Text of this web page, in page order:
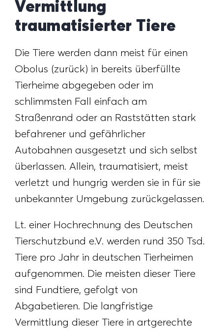
Vermittlung
traumatisierter Tiere
Die Tiere werden dann meist für einen
Obolus (zurück) in bereits überfüllte
Tierheime abgegeben oder im
schlimmsten Fall einfach am
Straßenrand oder an Raststätten stark
befahrener und gefährlicher
Autobahnen ausgesetzt und sich selbst
überlassen. Allein, traumatisiert, meist
verletzt und hungrig werden sie in für sie
unbekannter Umgebung zurückgelassen.
Lt. einer Hochrechnung des Deutschen
Tierschutzbund e.V. werden rund 350 Tsd.
Tiere pro Jahr in deutschen Tierheimen
aufgenommen. Die meisten dieser Tiere
sind Fundtiere, gefolgt von
Abgabetieren. Die langfristige
Vermittlung dieser Tiere in artgerechte